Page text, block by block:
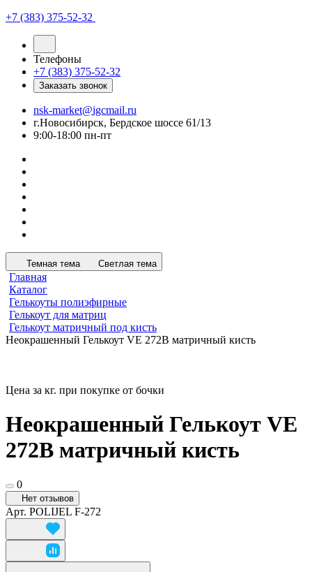
+7 (383) 375-52-32
Телефоны
+7 (383) 375-52-32
Заказать звонок
nsk-market@igcmail.ru
г.Новосибирск, Бердское шоссе 61/13
9:00-18:00 пн-пт
Темная тема Светлая тема
Главная
Каталог
Гелькоуты полиэфирные
Гелькоут для матриц
Гелькоут матричный под кисть
Неокрашенный Гелькоут VE 272B матричный кисть
Цена за кг. при покупке от бочки
Неокрашенный Гелькоут VE
272B матричный кисть
0
Нет отзывов
Арт. POLIJEL F-272